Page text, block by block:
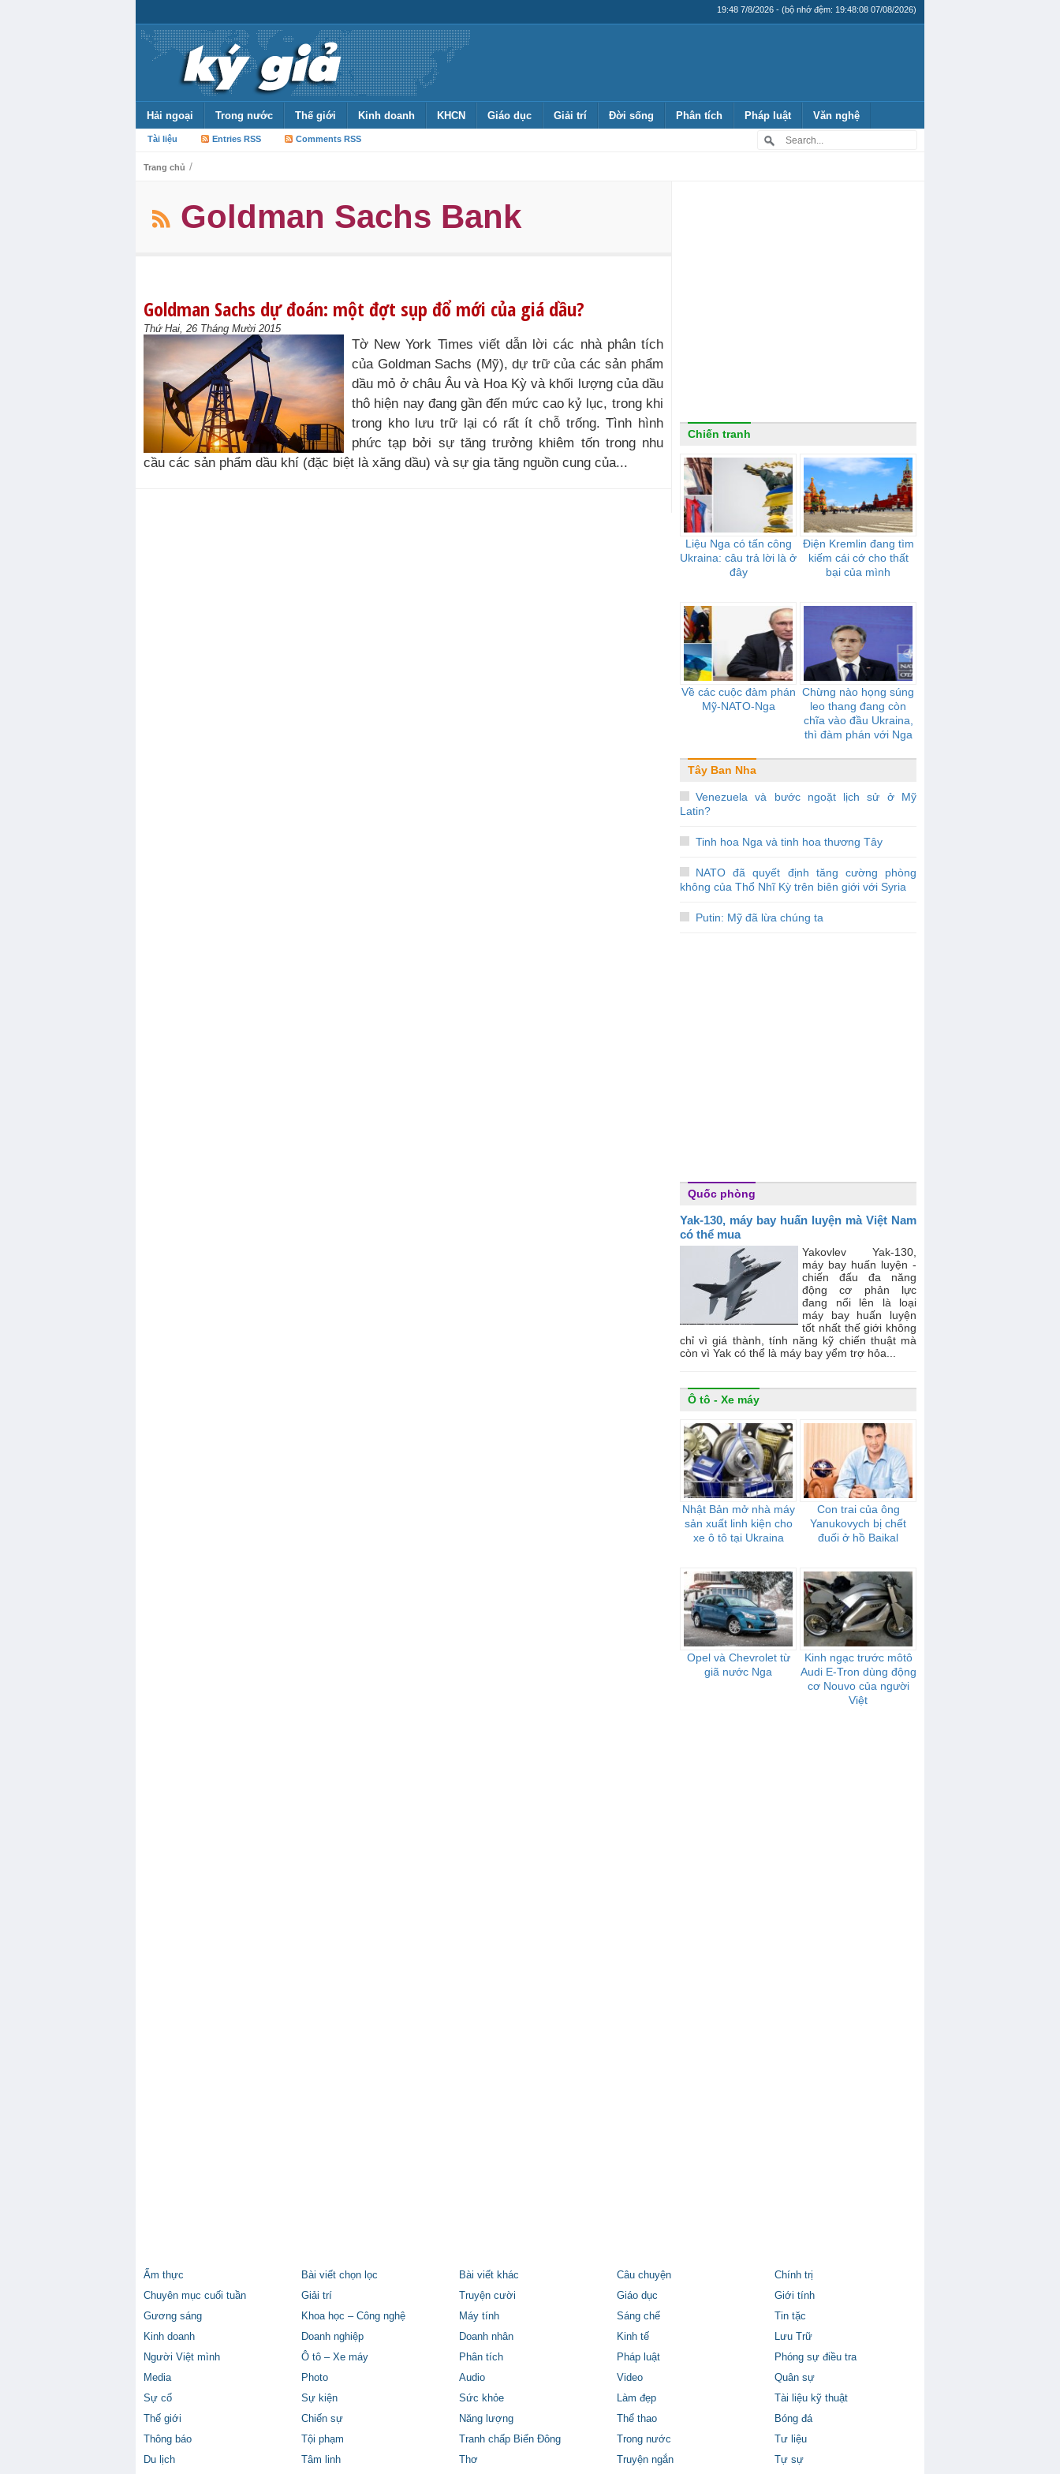
19:48 7/8/2026 - (bộ nhớ đệm: 19:48:08 07/08/2026)
Hải ngoại Trong nước Thế giới Kinh doanh KHCN Giáo dục Giải trí Đời sống Phân tích Pháp luật Văn nghệ
Tài liệu Entries RSS Comments RSS
Trang chủ /
Goldman Sachs Bank
Goldman Sachs dự đoán: một đợt sụp đổ mới của giá dầu?
Thứ Hai, 26 Tháng Mười 2015
Tờ New York Times viết dẫn lời các nhà phân tích
của Goldman Sachs (Mỹ), dự trữ của các sản phẩm
dầu mỏ ở châu Âu và Hoa Kỳ và khối lượng của dầu
thô hiện nay đang gần đến mức cao kỷ lục, trong khi
trong kho lưu trữ lại có rất ít chỗ trống. Tình hình
phức tạp bởi sự tăng trưởng khiêm tốn trong nhu
cầu các sản phẩm dầu khí (đặc biệt là xăng dầu) và sự gia tăng nguồn cung của...
Chiến tranh
Liệu Nga có tấn công
Ukraina: câu trả lời là ở
đây
Điện Kremlin đang tìm
kiếm cái cớ cho thất
bại của mình
Về các cuộc đàm phán
Mỹ-NATO-Nga
Chừng nào họng súng
leo thang đang còn
chĩa vào đầu Ukraina,
thì đàm phán với Nga
Tây Ban Nha
Venezuela và bước ngoặt lịch sử ở Mỹ
Latin?
Tinh hoa Nga và tinh hoa thương Tây
NATO đã quyết định tăng cường phòng
không của Thổ Nhĩ Kỳ trên biên giới với Syria
Putin: Mỹ đã lừa chúng ta
Quốc phòng
Yak-130, máy bay huấn luyện mà Việt Nam
có thể mua
Yakovlev Yak-130,
máy bay huấn luyện -
chiến đấu đa năng
động cơ phản lực
đang nổi lên là loại
máy bay huấn luyện
tốt nhất thế giới không
chỉ vì giá thành, tính năng kỹ chiến thuật mà
còn vì Yak có thể là máy bay yểm trợ hỏa...
Ô tô - Xe máy
Nhật Bản mở nhà máy
sản xuất linh kiện cho
xe ô tô tại Ukraina
Con trai của ông
Yanukovych bị chết
đuối ở hồ Baikal
Opel và Chevrolet từ
giã nước Nga
Kinh ngạc trước môtô
Audi E-Tron dùng động
cơ Nouvo của người
Việt
Ẩm thực Bài viết chọn lọc Bài viết khác Câu chuyện
Chính trị
Chuyên mục cuối tuần
Giải trí Truyện cười Giáo dục
Giới tính
Gương sáng
Khoa học – Công nghệ Máy tính Sáng chế
Tin tặc
Kinh doanh
Doanh nghiệp Doanh nhân Kinh tế
Lưu Trữ
Người Việt mình
Ô tô – Xe máy Phân tích Pháp luật
Phóng sự điều tra
Media
Photo Audio Video
Quân sự
Sự cố
Sự kiện Sức khỏe Làm đẹp
Tài liệu kỹ thuật
Thế giới
Chiến sự Năng lượng Thể thao
Bóng đá
Thông báo
Tội phạm Tranh chấp Biển Đông Trong nước
Tư liệu
Du lịch
Tâm linh Thơ Truyện ngắn Tự sự